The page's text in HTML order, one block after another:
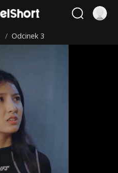
/ Odcinek 3